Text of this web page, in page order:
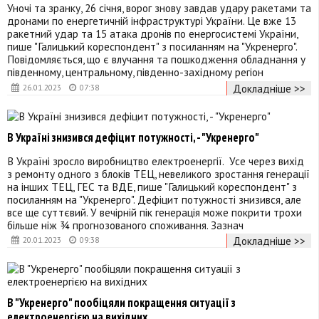
26.01.2023 07:38
Уночі та зранку, 26 січня, ворог знову завдав удару ракетами та
дронами по енергетичній інфраструктурі України. Це вже 13
ракетний удар та 15 атака дронів по енергосистемі України,
пише "Галицький кореспондент" з посиланням на "Укренерго".
Повідомляється, що є влучання та пошкодження обладнання у
південному, центральному, південно-західному регіон
Докладніше >>
20.01.2023 09:38
В Україні знизився дефіцит потужності, - "Укренерго"
В Україні зросло виробництво електроенергії. Усе через вихід
з ремонту одного з блоків ТЕЦ, невеликого зростання генерації
на інших ТЕЦ, ГЕС та ВДЕ, пише "Галицький кореспондент" з
посиланням на "Укренерго". Дефіцит потужності знизився, але
все ще суттєвий. У вечірній пік генерація може покрити трохи
більше ніж ¾ прогнозованого споживання. Зазнач
Докладніше >>
В "Укренерго" пообіцяли покращення ситуації з